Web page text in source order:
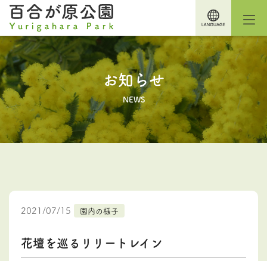
お知らせ
NEWS
2021/07/15 園内の様子
花壇を巡るリリートレイン